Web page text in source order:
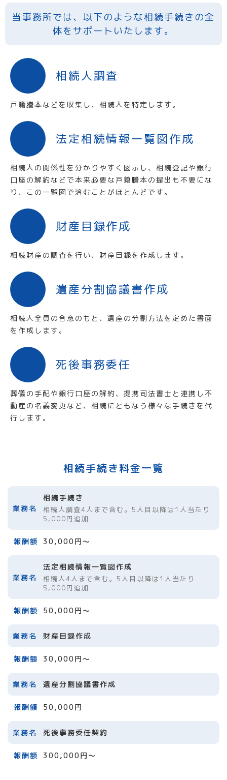
当事務所では、以下のような相続手続きの全
体をサポートいたします。
相続人調査
戸籍謄本などを収集し、相続人を特定します。
法定相続情報一覧図作成
相続人の関係性を分かりやすく図示し、相続登記や銀行
口座の解約などで本来必要な戸籍謄本の提出も不要にな
り、この一覧図で済むことがほとんどです。
財産目録作成
相続財産の調査を行い、財産目録を作成します。
遺産分割協議書作成
相続人全員の合意のもと、遺産の分割方法を定めた書面
を作成します。
死後事務委任
葬儀の手配や銀行口座の解約、提携司法書士と連携し不
動産の名義変更など、相続にともなう様々な手続きを代
行します。
相続手続き料金一覧
相続手続き
相続人調査4人まで含む。5人目以降は1人当たり
5,000円追加
30,000円～
法定相続情報一覧図作成
相続人4人まで含む。5人目以降は1人当たり
5,000円追加
50,000円～
財産目録作成
30,000円～
遺産分割協議書作成
50,000円
死後事務委任契約
300,000円～